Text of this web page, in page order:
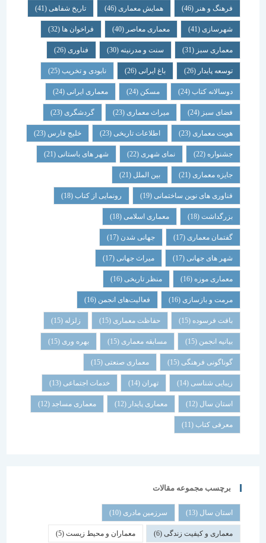
فرهنگ و هنر(46) همایش معماری(46) تاریخ شفاهی(41)
شهرسازی(41) معماری معاصر(40) فراخوان ها(32)
معماری سبز(31) سنت و مدرنیته(30) فناوری(26)
توسعه پایدار(26) باغ ایرانی (26) نابودی و تخریب (25)
دوسالانه کتاب(24) مسکن(24) معماری ایرانی (24)
فضای سبز(24) میراث معماری(23) گردشگری(23)
هویت معماری(23) اطلاعات تاریخی(23) خلیج فارس (23)
جشنواره(22) نمای شهری(22) شهر های باستانی(21)
جایزه معماری(21) بین الملل(21)
فناوری های نوین ساختمانی(19) رونمایی از کتاب(18)
بزرگداشت(18) معماری اسلامی(18)
گفتمان معماری(17) جهانی شدن(17)
شهر های جهانی(17) میراث جهانی(17)
معماری موزه(16) منظر تاریخی(16)
مرمت و بازسازی(16) فعالیت‌های انجمن(16)
بافت فرسوده(15) حفاظت معماری(15) زلزله(15)
بیانیه انجمن(15) مسابقه معماری(15) بهره وری(15)
گوناگونی فرهنگی(15) معماری صنعتی(15)
زیبایی شناسی(14) تهران(14) خدمات اجتماعی(13)
استان سال(12) معماری پایدار(12) معماری مساجد(12)
معرفی کتاب(11)
برچسب مجموعه مقالات
استان سال(13) سرزمین مادری (10)
معماری و کیفیت زندگی(6) معماران و محیط زیست(5)